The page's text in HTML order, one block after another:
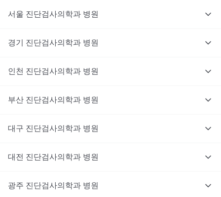
서울 진단검사의학과 병원
경기 진단검사의학과 병원
인천 진단검사의학과 병원
부산 진단검사의학과 병원
대구 진단검사의학과 병원
대전 진단검사의학과 병원
광주 진단검사의학과 병원